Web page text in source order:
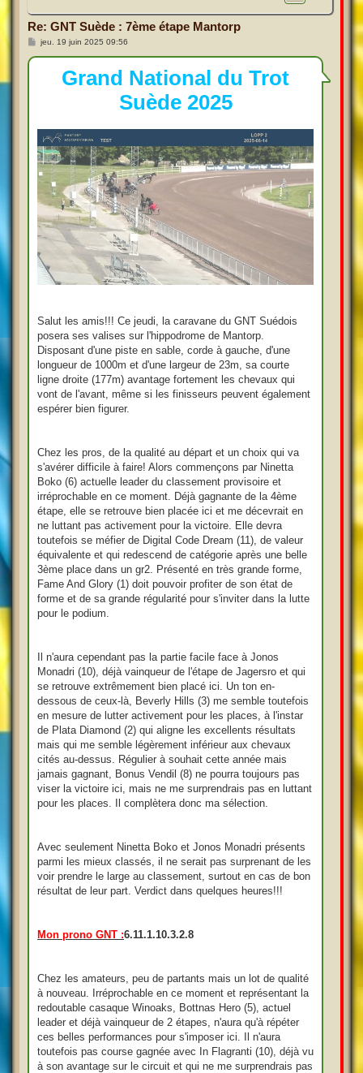
Re: GNT Suède : 7ème étape Mantorp
M
s
jeu. 19 juin 2025 09:56
Grand National du Trot
Suède 2025
Salut les amis!!! Ce jeudi, la caravane du GNT Suédois
posera ses valises sur l'hippodrome de Mantorp.
Disposant d'une piste en sable, corde à gauche, d'une
longueur de 1000m et d'une largeur de 23m, sa courte
ligne droite (177m) avantage fortement les chevaux qui
vont de l'avant, même si les finisseurs peuvent également
espérer bien figurer.
Chez les pros, de la qualité au départ et un choix qui va
s'avérer difficile à faire! Alors commençons par Ninetta
Boko (6) actuelle leader du classement provisoire et
irréprochable en ce moment. Déjà gagnante de la 4ème
étape, elle se retrouve bien placée ici et me décevrait en
ne luttant pas activement pour la victoire. Elle devra
toutefois se méfier de Digital Code Dream (11), de valeur
équivalente et qui redescend de catégorie après une belle
3ème place dans un gr2. Présenté en très grande forme,
Fame And Glory (1) doit pouvoir profiter de son état de
forme et de sa grande régularité pour s'inviter dans la lutte
pour le podium.
Il n'aura cependant pas la partie facile face à Jonos
Monadri (10), déjà vainqueur de l'étape de Jagersro et qui
se retrouve extrêmement bien placé ici. Un ton en-
dessous de ceux-là, Beverly Hills (3) me semble toutefois
en mesure de lutter activement pour les places, à l'instar
de Plata Diamond (2) qui aligne les excellents résultats
mais qui me semble légèrement inférieur aux chevaux
cités au-dessus. Régulier à souhait cette année mais
jamais gagnant, Bonus Vendil (8) ne pourra toujours pas
viser la victoire ici, mais ne me surprendrais pas en luttant
pour les places. Il complètera donc ma sélection.
Avec seulement Ninetta Boko et Jonos Monadri présents
parmi les mieux classés, il ne serait pas surprenant de les
voir prendre le large au classement, surtout en cas de bon
résultat de leur part. Verdict dans quelques heures!!!
Mon prono GNT :6.11.1.10.3.2.8
Chez les amateurs, peu de partants mais un lot de qualité
à nouveau. Irréprochable en ce moment et représentant la
redoutable casaque Winoaks, Bottnas Hero (5), actuel
leader et déjà vainqueur de 2 étapes, n'aura qu'à répéter
ces belles performances pour s'imposer ici. Il n'aura
toutefois pas course gagnée avec In Flagranti (10), déjà vu
à son avantage sur le circuit et qui ne me surprendrais pas